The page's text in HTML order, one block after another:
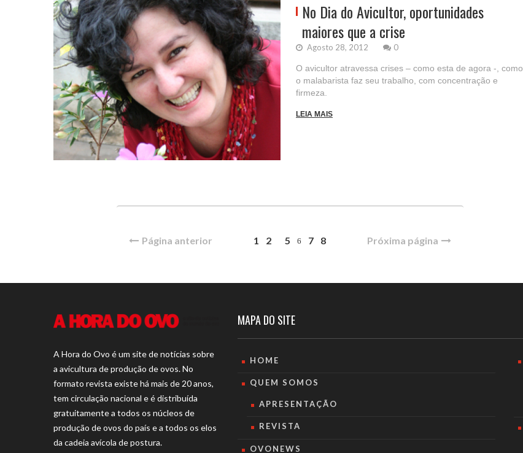
No Dia do Avicultor, oportunidades
maiores que a crise
Agosto 28, 2012 0
O avicultor atravessa crises – como esta de agora -, como
o malabarista faz seu trabalho, com concentração e
firmeza.
LEIA MAIS
Página anterior 1 2 5 6 7 8 Próxima página
A Hora do Ovo é um site de notícias sobre
a avicultura de produção de ovos. No
formato revista existe há mais de 20 anos,
tem circulação nacional e é distribuída
gratuitamente a todos os núcleos de
produção de ovos do país e a todos os elos
da cadeia avícola de postura.
MAPA DO SITE
HOME
QUEM SOMOS
APRESENTAÇÃO
REVISTA
OVONEWS